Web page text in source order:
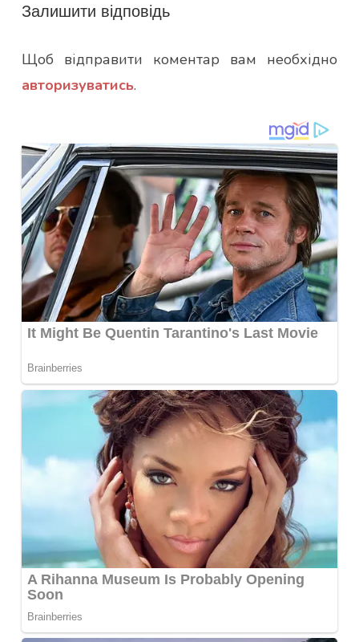
Залишити відповідь
Щоб відправити коментар вам необхідно
авторизуватись.